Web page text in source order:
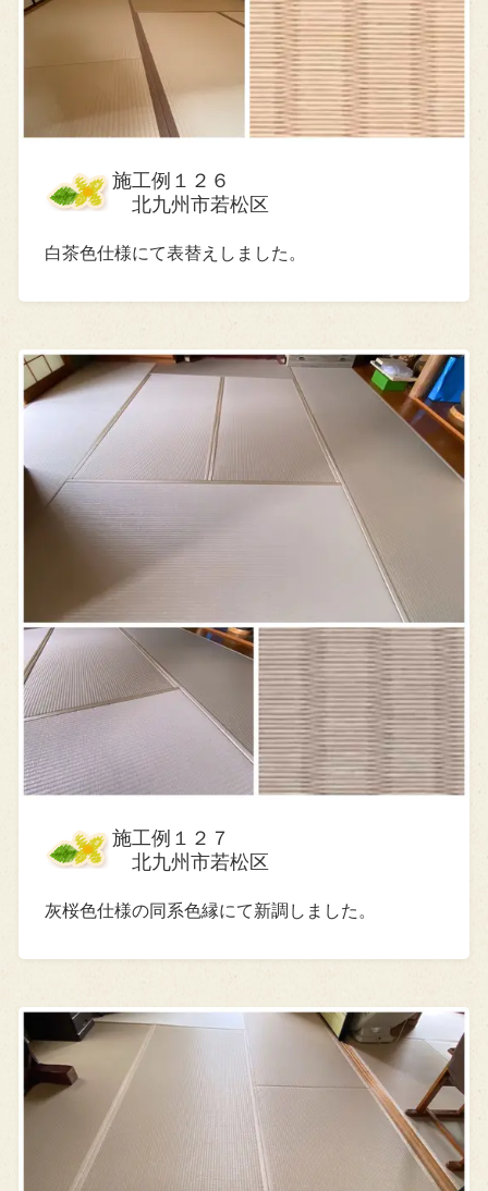
施工例１２６
北九州市若松区
白茶色仕様にて表替えしました。
施工例１２７
北九州市若松区
灰桜色仕様の同系色縁にて新調しました。